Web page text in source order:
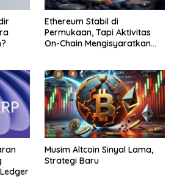
Ethereum Stabil di
Permukaan, Tapi Aktivitas
On-Chain Mengisyaratkan
Musim Altcoin Sinyal Lama,
Strategi Baru